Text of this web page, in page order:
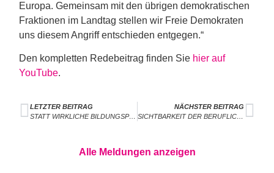
Europa. Gemeinsam mit den übrigen demokratischen
Fraktionen im Landtag stellen wir Freie Demokraten
uns diesem Angriff entschieden entgegen.“
Den kompletten Redebeitrag finden Sie hier auf
YouTube.
LETZTER BEITRAG
STATT WIRKLICHE BILDUNGSPOLITISCHE PROBLEME ANZUGEHEN, STIFTET KRETSCHMANN ERNEUT VERWIRRUNG
NÄCHSTER BEITRAG
SICHTBARKEIT DER BERUFLICHEN AUSBILDUNG AUCH AN GYMNASIEN TUT DRINGEND NOT
Alle Meldungen anzeigen